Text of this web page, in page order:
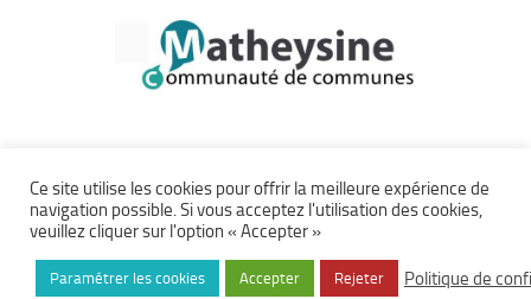
Politique de confidentialité
Archives
Accès Privé
Communauté de Communes de la Matheysine – Site officiel ©
2026.
Créationça manque pas d'air . Développementeyenet
Ce site utilise les cookies pour offrir la meilleure expérience de
navigation possible. Si vous acceptez l'utilisation des cookies,
veuillez cliquer sur l'option « Accepter »
Paramétrer les cookies Accepter Rejeter Politique de